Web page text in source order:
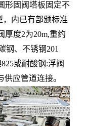
形固阀塔板固定不
，内已有部颁标准
厚度2为20m,重约
钢、不锈钢201
或耐酸钢:浮阀
应管道连接。